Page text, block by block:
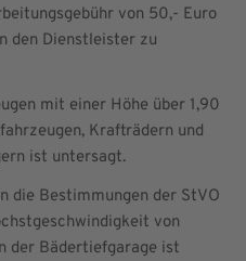
von 50,- Euro
den Dienstleister zu
mit einer Höhe über 1,90
Krafträdern und
ist untersagt.
die Bestimmungen der StVO
von
der Bädertiefgarage ist